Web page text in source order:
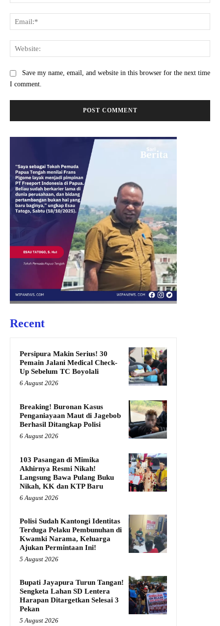
Save my name, email, and website in this browser for the next time
I comment.
Recent
Persipura Makin Serius! 30
Pemain Jalani Medical Check-
Up Sebelum TC Boyolali
6 August 2026
Breaking! Buronan Kasus
Penganiayaan Maut di Jagebob
Berhasil Ditangkap Polisi
6 August 2026
103 Pasangan di Mimika
Akhirnya Resmi Nikah!
Langsung Bawa Pulang Buku
Nikah, KK dan KTP Baru
6 August 2026
Polisi Sudah Kantongi Identitas
Terduga Pelaku Pembunuhan di
Kwamki Narama, Keluarga
Ajukan Permintaan Ini!
5 August 2026
Bupati Jayapura Turun Tangan!
Sengketa Lahan SD Lentera
Harapan Ditargetkan Selesai 3
Pekan
5 August 2026